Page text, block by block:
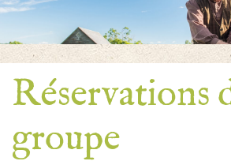
Réservations
groupe